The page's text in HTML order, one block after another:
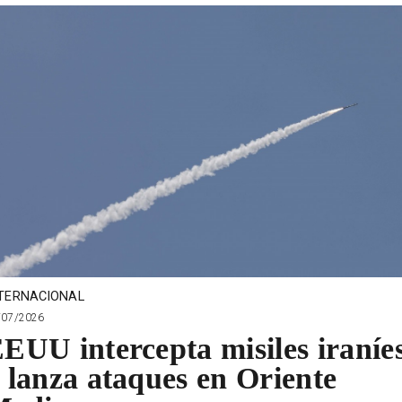
2026
intercepta misiles
lanza ataques en Oriente